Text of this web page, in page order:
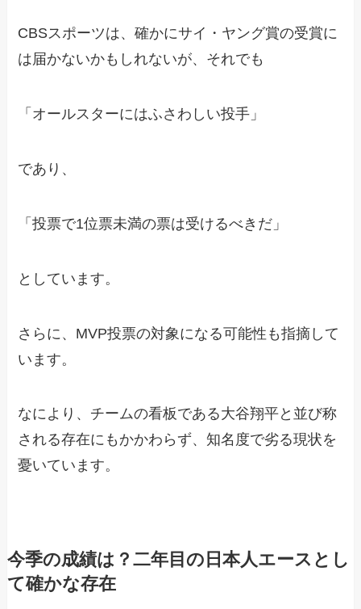
CBSスポーツは、確かにサイ・ヤング賞の受賞に
は届かないかもしれないが、それでも
「オールスターにはふさわしい投手」
であり、
「投票で1位票未満の票は受けるべきだ」
としています。
さらに、MVP投票の対象になる可能性も指摘して
います。
なにより、チームの看板である大谷翔平と並び称
される存在にもかかわらず、知名度で劣る現状を
憂いています。
今季の成績は？二年目の日本人エースとし
て確かな存在